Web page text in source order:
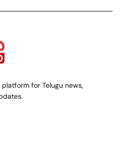
for Telugu news,